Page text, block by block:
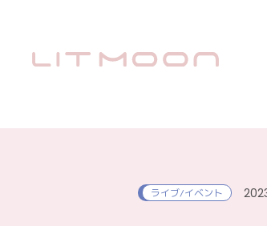
ライブ/イベント